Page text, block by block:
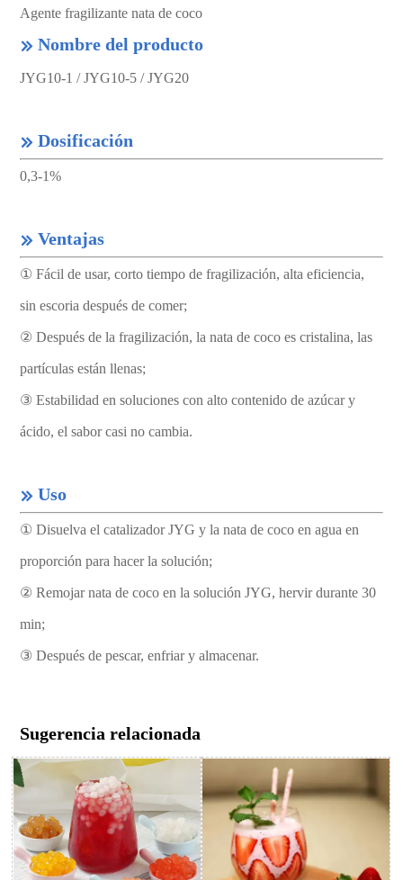
Agente fragilizante nata de coco
 Nombre del producto
JYG10-1 / JYG10-5 / JYG20
 Dosificación
0,3-1%
 Ventajas
① Fácil de usar, corto tiempo de fragilización, alta eficiencia,
sin escoria después de comer;
② Después de la fragilización, la nata de coco es cristalina, las
partículas están llenas;
③ Estabilidad en soluciones con alto contenido de azúcar y
ácido, el sabor casi no cambia.
 Uso
① Disuelva el catalizador JYG y la nata de coco en agua en
proporción para hacer la solución;
② Remojar nata de coco en la solución JYG, hervir durante 30
min;
③ Después de pescar, enfriar y almacenar.
Sugerencia relacionada